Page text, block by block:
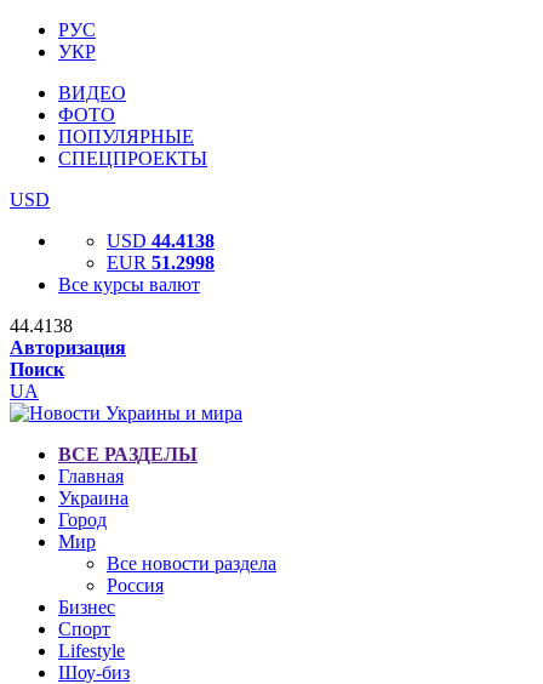
РУС
УКР
ВИДЕО
ФОТО
ПОПУЛЯРНЫЕ
СПЕЦПРОЕКТЫ
USD
USD 44.4138
EUR 51.2998
Все курсы валют
44.4138
Авторизация
Поиск
UA
ВСЕ РАЗДЕЛЫ
Главная
Украина
Город
Мир
Все новости раздела
Россия
Бизнес
Спорт
Lifestyle
Шоу-биз